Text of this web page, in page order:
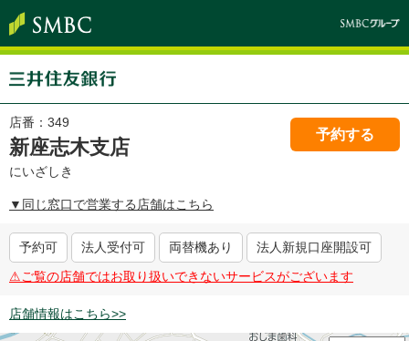
予約する
店番： 349
新座志木支店
にいざしき
▼同じ窓口で営業する店舗はこちら
予約可 法人受付可 両替機あり
法人新規口座開設可
⚠︎ご覧の店舗ではお取り扱いできないサービスがございます
店舗情報はこちら>>